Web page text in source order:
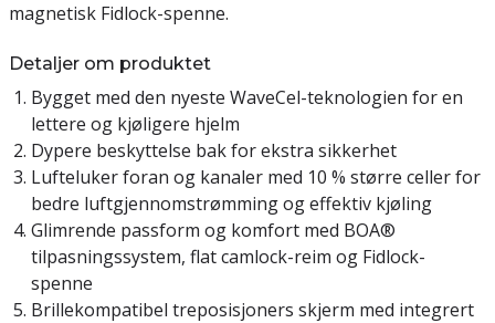
magnetisk Fidlock-spenne.
Detaljer om produktet
Bygget med den nyeste WaveCel-teknologien for en
lettere og kjøligere hjelm
Dypere beskyttelse bak for ekstra sikkerhet
Lufteluker foran og kanaler med 10 % større celler for
bedre luftgjennomstrømming og effektiv kjøling
Glimrende passform og komfort med BOA®
tilpasningssystem, flat camlock-reim og Fidlock-
spenne
Brillekompatibel treposisjoners skjerm med integrert